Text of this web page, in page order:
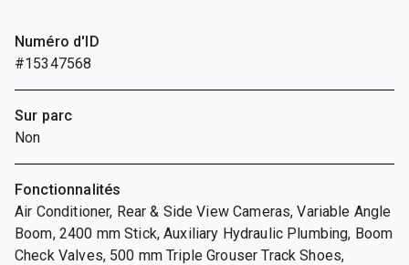
Numéro d'ID
#15347568
Sur parc
Non
Fonctionnalités
Air Conditioner, Rear & Side View Cameras, Variable Angle
Boom, 2400 mm Stick, Auxiliary Hydraulic Plumbing, Boom
Check Valves, 500 mm Triple Grouser Track Shoes,